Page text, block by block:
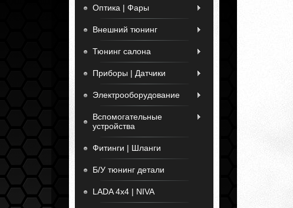
Оптика | Фары
Внешний тюнинг
Тюнинг салона
Приборы | Датчики
Электрооборудование
Вспомогательные
устройства
Фитинги | Шланги
Б/У тюнинг детали
LADA 4x4 | NIVA